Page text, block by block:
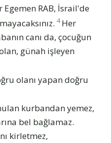
Egemen RAB, İsrail'de
4 Her
canı da, çocuğun
günah işleyen
olanı yapan doğru
kurbandan yemez,
bel bağlamaz.
kirletmez,